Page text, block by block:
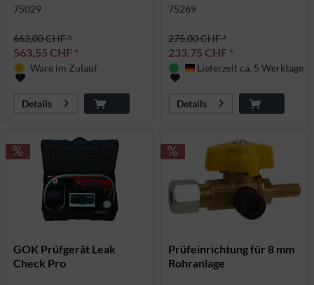
75029
663,00 CHF *
563,55 CHF *
Ware im Zulauf
Details
75269
275,00 CHF *
233,75 CHF *
Deutschland
Lieferzeit ca. 5 Werktage
Details
GOK Prüfgerät Leak
Check Pro
Prüfeinrichtung für 8 mm
Rohranlage